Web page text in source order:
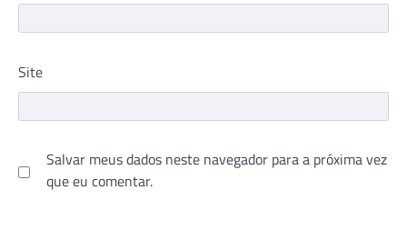
Site
Salvar meus dados neste navegador para a próxima vez
que eu comentar.